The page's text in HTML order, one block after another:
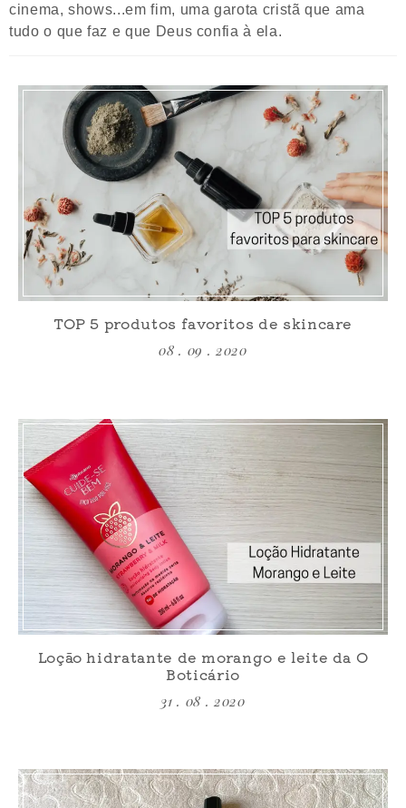
cinema, shows...em fim, uma garota cristã que ama
tudo o que faz e que Deus confia à ela.
TOP 5 produtos favoritos de skincare
08 . 09 . 2020
Loção hidratante de morango e leite da O
Boticário
31 . 08 . 2020